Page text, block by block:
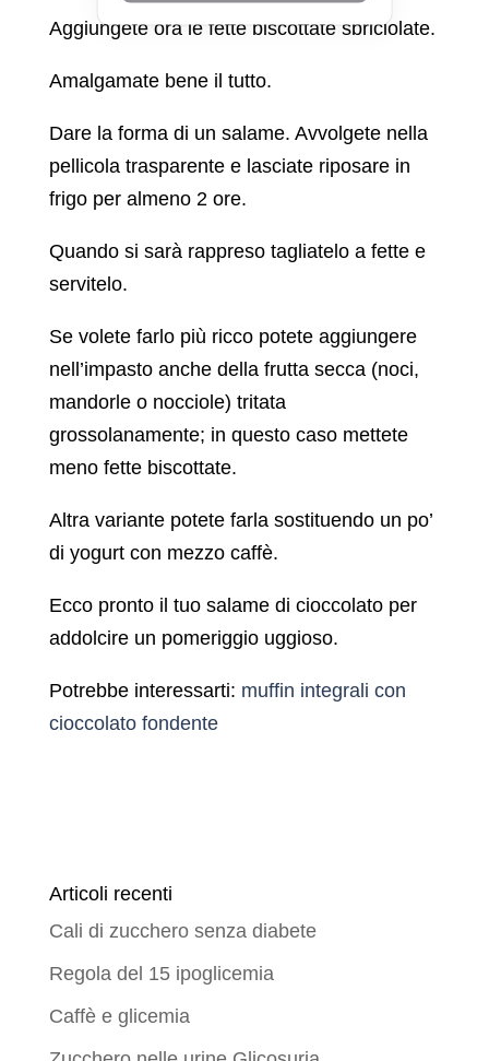
Aggiungete ora le fette biscottate sbriciolate.
Amalgamate bene il tutto.
Dare la forma di un salame. Avvolgete nella
pellicola trasparente e lasciate riposare in
frigo per almeno 2 ore.
Quando si sarà rappreso tagliatelo a fette e
servitelo.
Se volete farlo più ricco potete aggiungere
nell’impasto anche della frutta secca (noci,
mandorle o nocciole) tritata
grossolanamente; in questo caso mettete
meno fette biscottate.
Altra variante potete farla sostituendo un po’
di yogurt con mezzo caffè.
Ecco pronto il tuo salame di cioccolato per
addolcire un pomeriggio uggioso.
Potrebbe interessarti: muffin integrali con
cioccolato fondente
Articoli recenti
Cali di zucchero senza diabete
Regola del 15 ipoglicemia
Caffè e glicemia